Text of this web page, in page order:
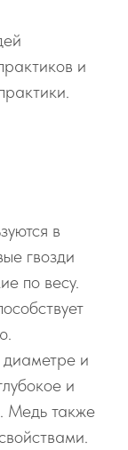
и
в
гвозди
по весу.
диаметре и
и
Медь также